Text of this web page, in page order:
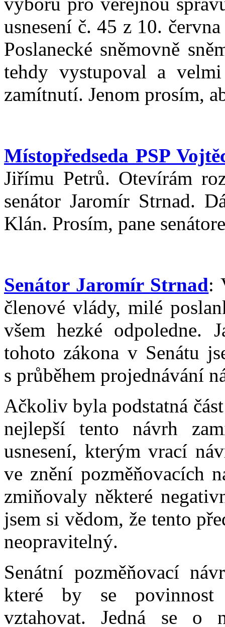
usnesení č. 45 z 10.
Poslanecké sněmovně
tehdy vystupoval a
zamítnutí. Jenom prosím,
Místopředseda PSP
Jiřímu Petrů. Otevírám
senátor Jaromír Strnad.
Klán. Prosím, pane
Senátor Jaromír Strnad:
členové vlády, milé
všem hezké odpoledne.
tohoto zákona v Senátu
s průběhem projednávání
Ačkoliv byla podstatná
nejlepší tento návrh
usnesení, kterým vrací
ve znění pozměňovacích
zmiňovaly některé
jsem si vědom, že tento
neopravitelný.
Senátní pozměňovací
které by se povinnost
vztahovat. Jedná se o